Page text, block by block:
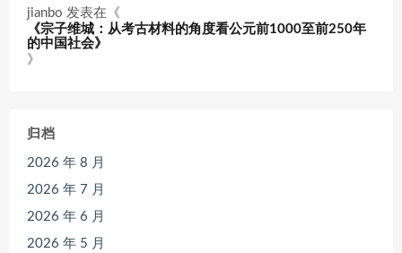
jianbo 发表在《
《宗子维城：从考古材料的角度看公元前1000至前250年
的中国社会》
》
归档
2026 年 8 月
2026 年 7 月
2026 年 6 月
2026 年 5 月